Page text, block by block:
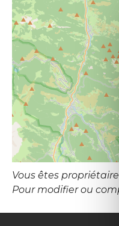
Vous êtes
Pour modifier ou